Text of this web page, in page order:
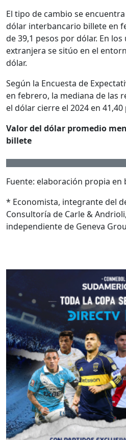
El tipo de cambio se
dólar interbancario billete en
de 39,1 pesos por dólar. En
extranjera se sitúo en el
dólar.
Según la Encuesta de
en febrero, la mediana de las
el dólar cierre el 2024 en
Valor del dólar promedio
billete
Fuente: elaboración propia en
* Economista, integrante del
Consultoría de Carle &
independiente de Geneva